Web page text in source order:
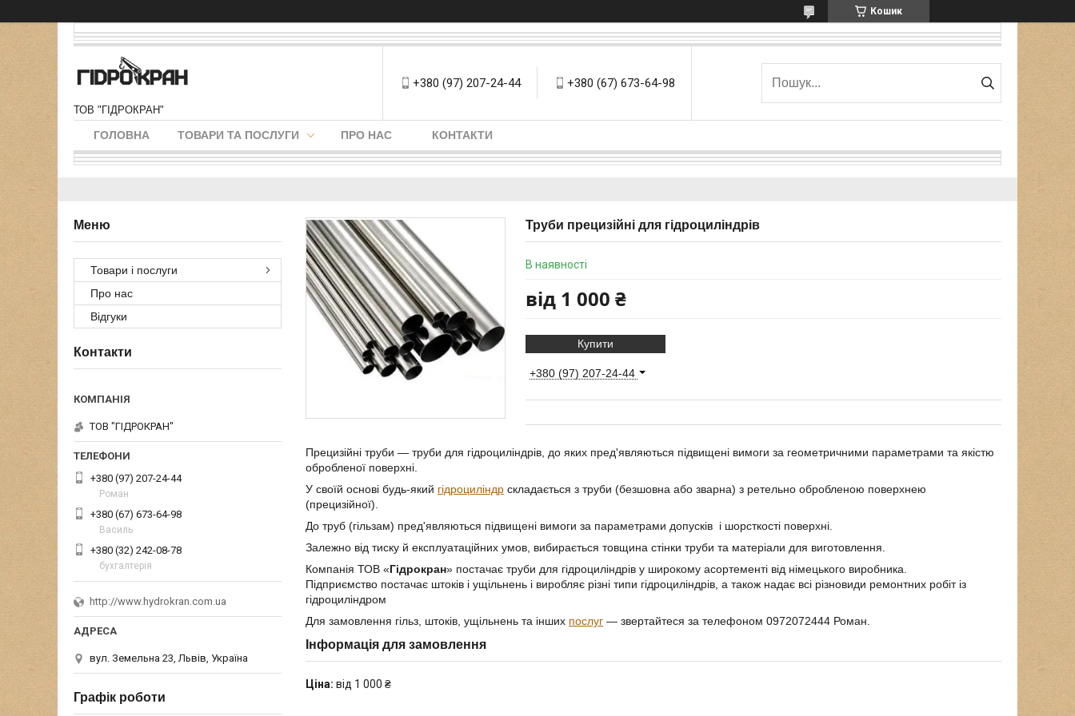
Кошик
ТОВ "ГІДРОКРАН"
+380 (97) 207-24-44 +380 (67) 673-64-98
ГОЛОВНА ТОВАРИ ТА ПОСЛУГИ ПРО НАС КОНТАКТИ
Труби прецизійні для гідроциліндрів
В наявності
від 1 000 ₴
Купити
+380 (97) 207-24-44
Прецизійні труби — труби для гідроциліндрів, до яких пред'являються підвищені вимоги за геометричними параметрами та якістю
обробленої поверхні.
У своїй основі будь-який гідроциліндр складається з труби (безшовна або зварна) з ретельно обробленою поверхнею
(прецизійної).
До труб (гільзам) пред'являються підвищені вимоги за параметрами допусків і шорсткості поверхні.
Залежно від тиску й експлуатаційних умов, вибирається товщина стінки труби та матеріали для виготовлення.
Компанія ТОВ «Гідрокран» постачає труби для гідроциліндрів у широкому асортементі від німецького виробника.
Підприємство постачає штоків і ущільнень і виробляє різні типи гідроциліндрів, а також надає всі різновиди ремонтних робіт із
гідроциліндром
Для замовлення гільз, штоків, ущільнень та інших послуг — звертайтеся за телефоном 0972072444 Роман.
Інформація для замовлення
Ціна: від 1 000 ₴
Товари і послуги
Про нас
Відгуки
Контакти
ТОВ "ГІДРОКРАН"
+380 (97) 207-24-44
Роман
+380 (67) 673-64-98
Василь
+380 (32) 242-08-78
бухгалтерія
http://www.hydrokran.com.ua
вул. Земельна 23, Львів, Україна
Графік роботи